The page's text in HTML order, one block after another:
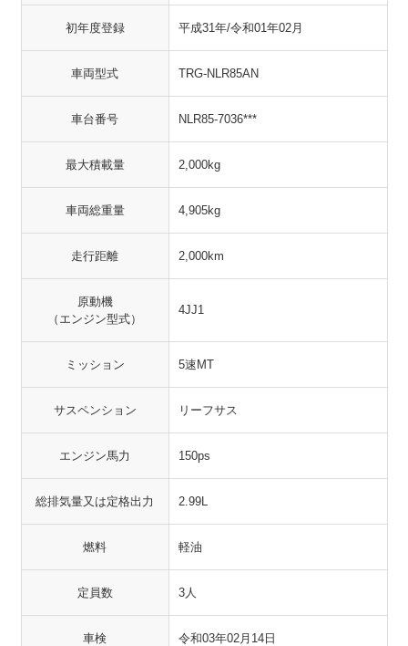
初年度登録 平成31年/令和01年02月
車両型式 TRG-NLR85AN
車台番号 NLR85-7036***
最大積載量 2,000kg
車両総重量 4,905kg
走行距離 2,000km
原動機
（エンジン型式）
4JJ1
ミッション 5速MT
サスペンション リーフサス
エンジン馬力 150ps
総排気量又は定格出力 2.99L
燃料 軽油
定員数 3人
車検 令和03年02月14日